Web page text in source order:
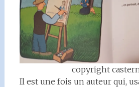
copyright
Il est une fois un auteur qui,